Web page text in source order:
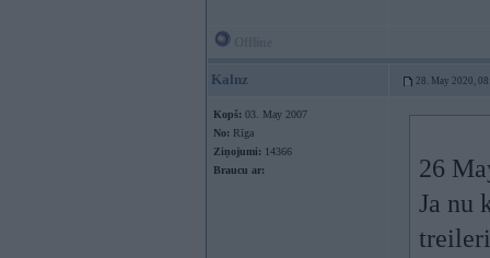
Kalnz 28. May 2020,
Kopš: 03. May 2007
No: Rīga
Ziņojumi: 14366
Braucu ar:
26
Ja nu